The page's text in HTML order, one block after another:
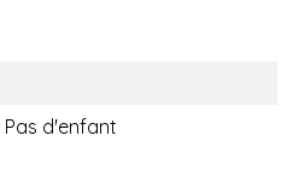
Pas d'enfant